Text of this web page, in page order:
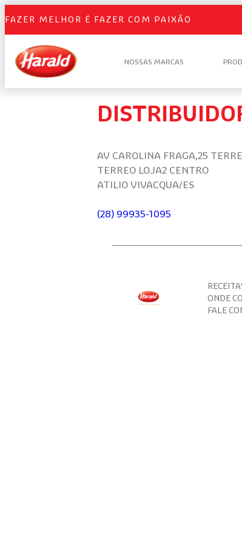
FAZER MELHOR É FAZER COM PAIXÃO
NOSSAS MARCAS
AV CAROLINA FRAGA,25
TERREO LOJA2 CENTRO
ATILIO VIVACQUA/ES
(28) 99935-1095
ONDE
FALE